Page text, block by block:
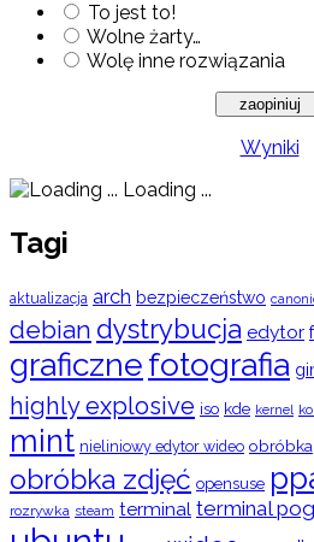
To jest to!
Wolne żarty…
Wolę inne rozwiązania
Wyniki
Loading ...
Tagi
aktualizacja arch bezpieczeństwo
debian dystrybucja edytor
graficznefotografia
highly explosive iso kde kernel
mint nieliniowy edytor wideo obróbka
obróbka zdjęć opensuse
rozrywka steam terminal terminal